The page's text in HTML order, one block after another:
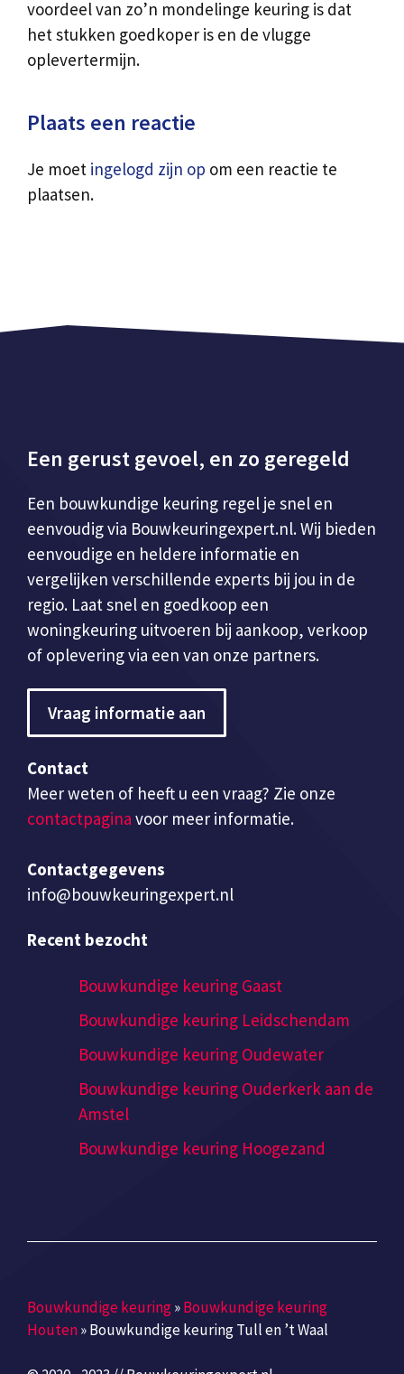
voordeel van zo’n mondelinge keuring is dat
het stukken goedkoper is en de vlugge
oplevertermijn.
Plaats een reactie
Je moet ingelogd zijn op om een reactie te
plaatsen.
Een gerust gevoel, en zo geregeld
Een bouwkundige keuring regel je snel en
eenvoudig via Bouwkeuringexpert.nl. Wij bieden
eenvoudige en heldere informatie en
vergelijken verschillende experts bij jou in de
regio. Laat snel en goedkoop een
woningkeuring uitvoeren bij aankoop, verkoop
of oplevering via een van onze partners.
Vraag informatie aan
Contact
Meer weten of heeft u een vraag? Zie onze
contactpagina voor meer informatie.
Contactgegevens
info@bouwkeuringexpert.nl
Recent bezocht
Bouwkundige keuring Gaast
Bouwkundige keuring Leidschendam
Bouwkundige keuring Oudewater
Bouwkundige keuring Ouderkerk aan de
Amstel
Bouwkundige keuring Hoogezand
Bouwkundige keuring»Bouwkundige keuring
Houten»Bouwkundige keuring Tull en ’t Waal